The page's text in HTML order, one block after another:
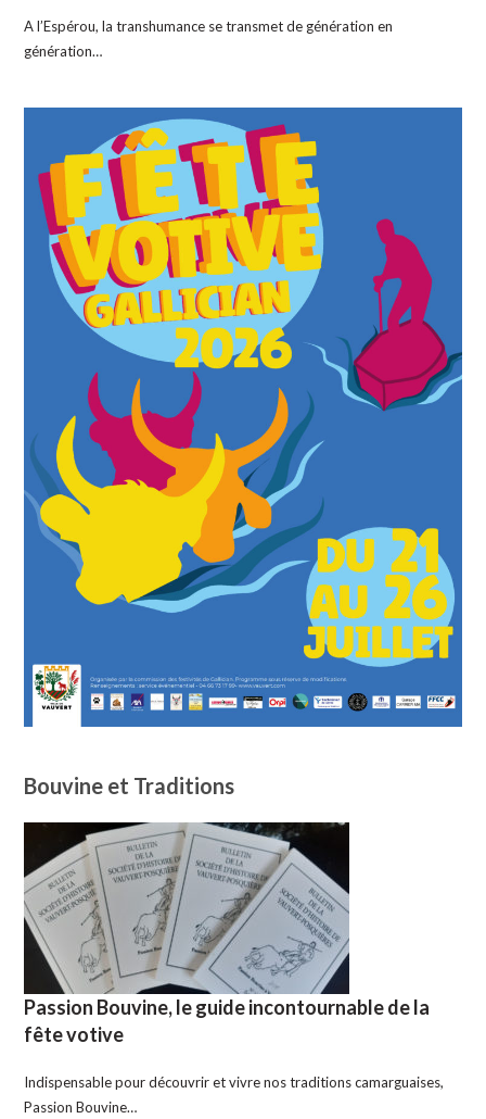
A l’Espérou, la transhumance se transmet de génération en
génération…
Bouvine et Traditions
Passion Bouvine, le guide incontournable de la
fête votive
Indispensable pour découvrir et vivre nos traditions camarguaises,
Passion Bouvine…